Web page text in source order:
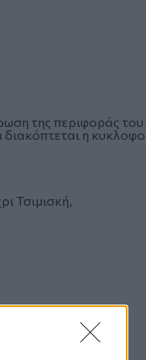
της περιφοράς
η
Τσιμισκή,